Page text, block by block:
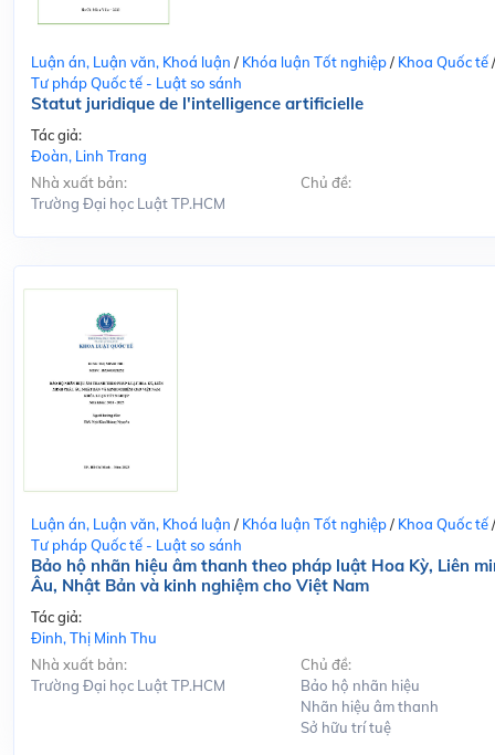
Luận án, Luận văn, Khoá luận / Khóa luận Tốt nghiệp/ Khoa Quốc tế/
Tư pháp Quốc tế - Luật so sánh
Statut juridique de l'intelligence artificielle
Tác giả:
Đoàn, Linh Trang
Nhà xuất bản:
Trường Đại học Luật TP.HCM
Chủ đề:
Luận án, Luận văn, Khoá luận / Khóa luận Tốt nghiệp/ Khoa Quốc tế/
Tư pháp Quốc tế - Luật so sánh
Bảo hộ nhãn hiệu âm thanh theo pháp luật Hoa Kỳ, Liên
Âu, Nhật Bản và kinh nghiệm cho Việt Nam
Tác giả:
Đinh, Thị Minh Thu
Nhà xuất bản:
Trường Đại học Luật TP.HCM
Chủ đề:
Bảo hộ nhãn hiệu
Nhãn hiệu âm thanh
Sở hữu trí tuệ